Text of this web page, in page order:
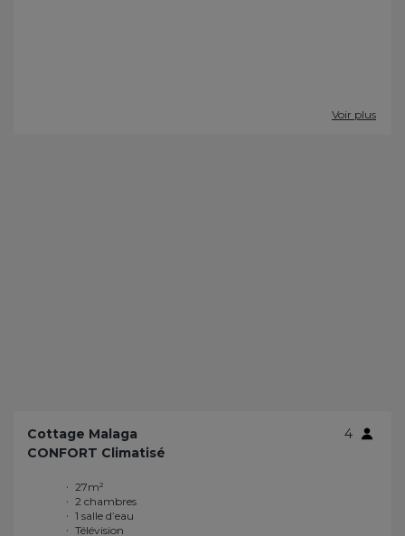
Voir plus
Cottage Malaga
4
CONFORT Climatisé
27m²
2 chambres
1 salle d’eau
Télévision